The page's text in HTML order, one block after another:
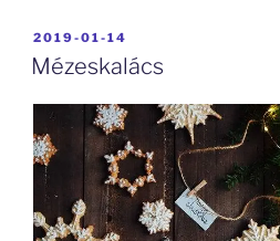
BEKÜLDVE:
2019-01-14
Mézeskalács